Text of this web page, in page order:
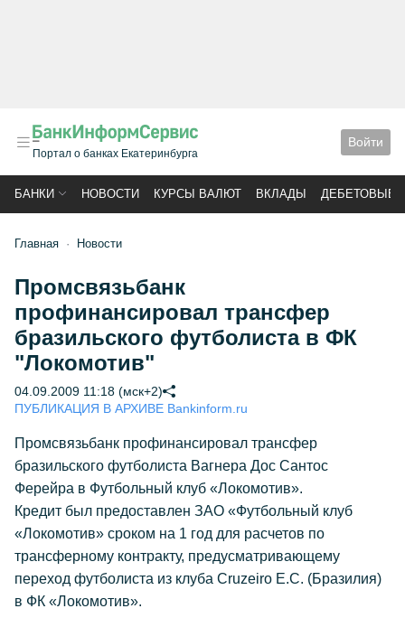
Портал о банках Екатеринбурга
Войти
БАНКИ НОВОСТИ КУРСЫ ВАЛЮТ ВКЛАДЫ ДЕБЕТОВЫЕ
Главная Новости
Промсвязьбанк
профинансировал трансфер
бразильского футболиста в ФК
"Локомотив"
04.09.2009 11:18 (мск+2)
ПУБЛИКАЦИЯ В АРХИВЕ Bankinform.ru
Промсвязьбанк профинансировал трансфер
бразильского футболиста Вагнера Дос Сантос
Ферейра в Футбольный клуб «Локомотив».
Кредит был предоставлен ЗАО «Футбольный клуб
«Локомотив» сроком на 1 год для расчетов по
трансферному контракту, предусматривающему
переход футболиста из клуба Cruzeiro E.C. (Бразилия)
в ФК «Локомотив».